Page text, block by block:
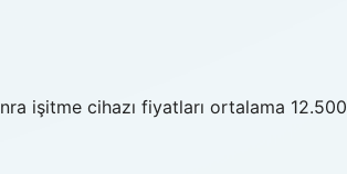
işitme cihazı fiyatları ortalama 12.500